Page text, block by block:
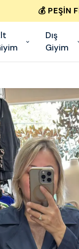
💰 PEŞIN
Dış
Giyim